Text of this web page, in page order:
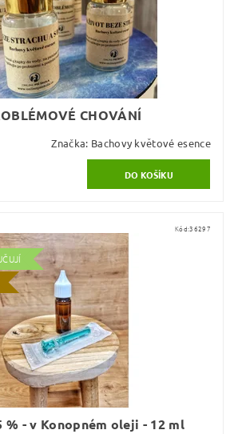
CHOVÁNÍ
Značka: Bachovy květové esence
Kód:36297
% - v Konopném oleji - 12 ml